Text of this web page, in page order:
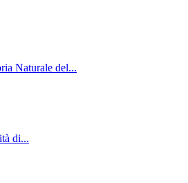
Naturale del...
di...